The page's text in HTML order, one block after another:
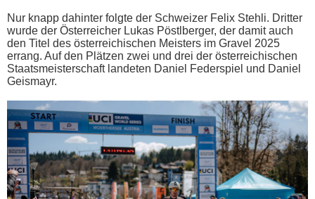
Nur knapp dahinter folgte der Schweizer Felix Stehli. Dritter
wurde der Österreicher Lukas Pöstlberger, der damit auch
den Titel des österreichischen Meisters im Gravel 2025
errang. Auf den Plätzen zwei und drei der österreichischen
Staatsmeisterschaft landeten Daniel Federspiel und Daniel
Geismayr.